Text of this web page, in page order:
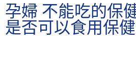
孕婦 不能吃的保
是否可以食用保